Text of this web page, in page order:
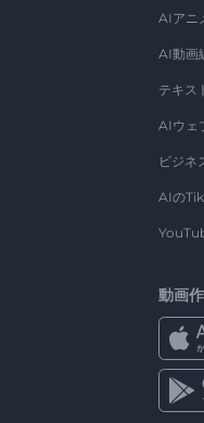
AIアニ
AI動画
テキス
AIウェ
ビジネ
AIの
動画